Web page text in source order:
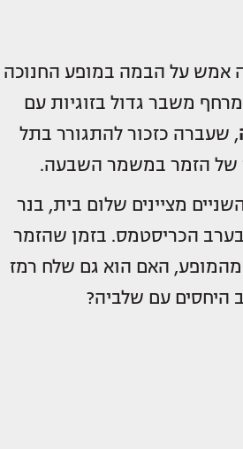
אמש על הבמה במופע החנוכה
משבר גדול בזוגיות עם
, שעברה כזכור להתגורר בתל
של הזמר במשמר השבעה.
מציינים שלום בית, בנר
הכריסטמס. בזמן שהזמר
האם הוא גם שלח רמז
היחסים עם שלביה?